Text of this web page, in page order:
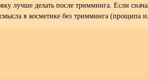
лучше делать после тримминга. Если
в косметике без тримминга (прощипа